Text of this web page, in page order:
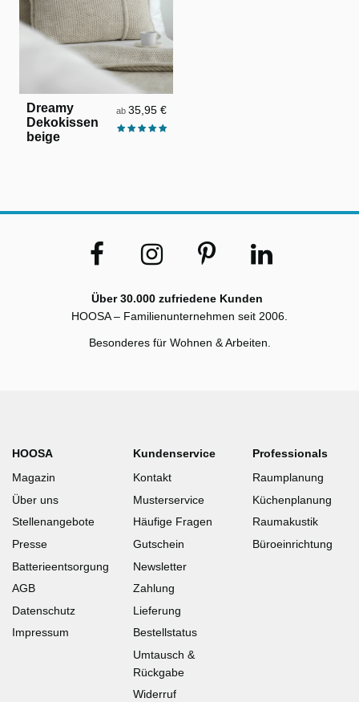
Dreamy
Dekokissen
beige
ab 35,95 €
Über 30.000 zufriedene Kunden
HOOSA – Familienunternehmen seit 2006.
Besonderes für Wohnen & Arbeiten.
HOOSA
Magazin
Über uns
Stellenangebote
Presse
Batterieentsorgung
AGB
Datenschutz
Impressum
Kundenservice
Kontakt
Musterservice
Häufige Fragen
Gutschein
Newsletter
Zahlung
Lieferung
Bestellstatus
Umtausch &
Rückgabe
Widerruf
Professionals
Raumplanung
Küchenplanung
Raumakustik
Büroeinrichtung